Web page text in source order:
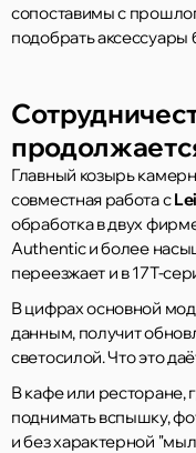
сопоставимы с
подобрать аксессуары
Главный козырь
совместная работа с
обработка в двух
Authentic и более
переезжает и в 17T-
В цифрах основной
данным, получит
светосилой. Что это
В кафе или ресторане,
поднимать вспышку,
и без характерной